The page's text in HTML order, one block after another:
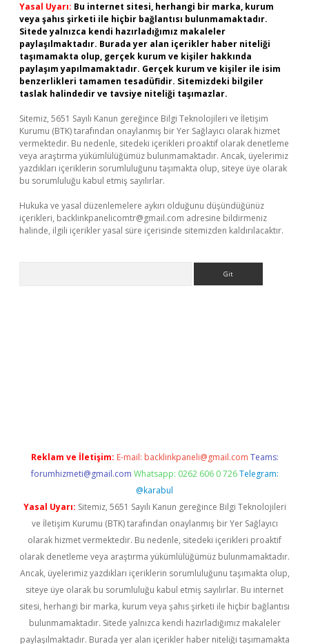
Yasal Uyarı: Bu internet sitesi, herhangi bir marka, kurum
veya şahıs şirketi ile hiçbir bağlantısı bulunmamaktadır.
Sitede yalnızca kendi hazırladığımız makaleler
paylaşılmaktadır. Burada yer alan içerikler haber niteliği
taşımamakta olup, gerçek kurum ve kişiler hakkında
paylaşım yapılmamaktadır. Gerçek kurum ve kişiler ile isim
benzerlikleri tamamen tesadüfidir. Sitemizdeki bilgiler
taslak halindedir ve tavsiye niteliği taşımazlar.
Sitemiz, 5651 Sayılı Kanun gereğince Bilgi Teknolojileri ve İletişim
Kurumu (BTK) tarafından onaylanmış bir Yer Sağlayıcı olarak hizmet
vermektedir. Bu nedenle, sitedeki içerikleri proaktif olarak denetleme
veya araştırma yükümlülüğümüz bulunmamaktadır. Ancak, üyelerimiz
yazdıkları içeriklerin sorumluluğunu taşımakta olup, siteye üye olarak
bu sorumluluğu kabul etmiş sayılırlar.
Hukuka ve yasal düzenlemelere aykırı olduğunu düşündüğünüz
içerikleri, backlinkpanelicomtr@gmail.com adresine bildirmeniz
halinde, ilgili içerikler yasal süre içerisinde sitemizden kaldırılacaktır.
Reklam ve İletişim: E-mail: backlinkpaneli@gmail.com Teams:
forumhizmeti@gmail.com Whatsapp: 0262 606 0 726 Telegram:
@karabul
Yasal Uyarı: Sitemiz, 5651 Sayılı Kanun gereğince Bilgi Teknolojileri
ve İletişim Kurumu (BTK) tarafından onaylanmış bir Yer Sağlayıcı
olarak hizmet vermektedir. Bu nedenle, sitedeki içerikleri proaktif
olarak denetleme veya araştırma yükümlülüğümüz bulunmamaktadır.
Ancak, üyelerimiz yazdıkları içeriklerin sorumluluğunu taşımakta olup,
siteye üye olarak bu sorumluluğu kabul etmiş sayılırlar. Bu internet
sitesi, herhangi bir marka, kurum veya şahıs şirketi ile hiçbir bağlantısı
bulunmamaktadır. Sitede yalnızca kendi hazırladığımız makaleler
paylaşılmaktadır. Burada yer alan içerikler haber niteliği taşımamakta